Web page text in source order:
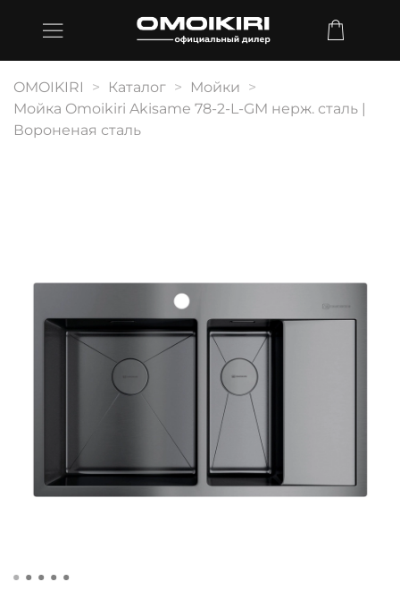
OMOIKIRI Каталог
Мойки
Мойка Omoikiri Akisame 78-2-L-GM нерж. сталь |
Вороненая сталь